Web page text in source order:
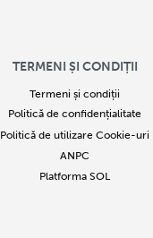
TERMENI ȘI CONDIȚII
Termeni și condiții
Politică de confidențialitate
Politică de utilizare Cookie-uri
ANPC
Platforma SOL